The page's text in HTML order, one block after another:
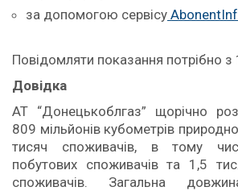
за допомогою сервісу
Повідомляти показання потрібно з
Довідка
АТ “Донецькоблгаз” щорічно
809 мільйонів кубометрів
тисяч споживачів, в тому
побутових споживачів та 1,5
споживачів. Загальна